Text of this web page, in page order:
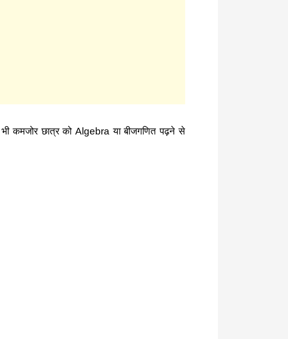
कमजोर छात्र को Algebra या बीजगणित पढ़ने से